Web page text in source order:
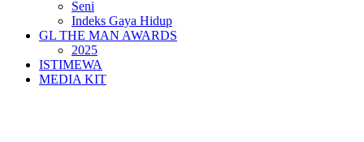
Seni
Indeks Gaya Hidup
GL THE MAN AWARDS
2025
ISTIMEWA
MEDIA KIT